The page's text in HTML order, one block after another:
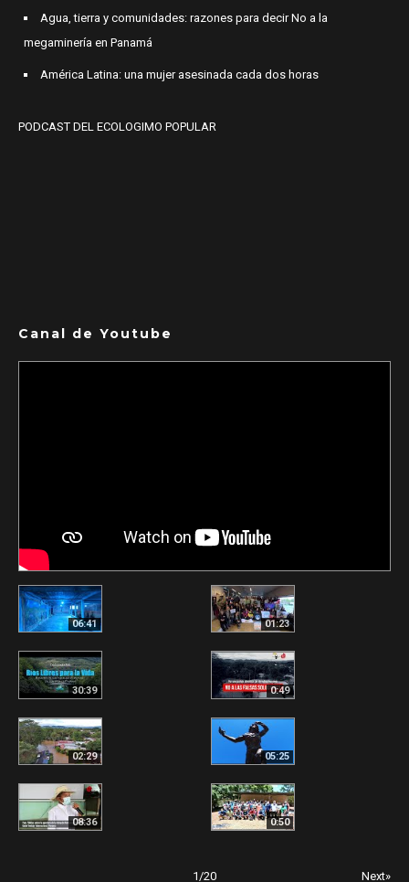
Agua, tierra y comunidades: razones para decir No a la
megaminería en Panamá
América Latina: una mujer asesinada cada dos horas
PODCAST DEL ECOLOGIMO POPULAR
Canal de Youtube
06:41 01:23
30:39 0:49
02:29 05:25
08:36 0:50
1/20 Next»